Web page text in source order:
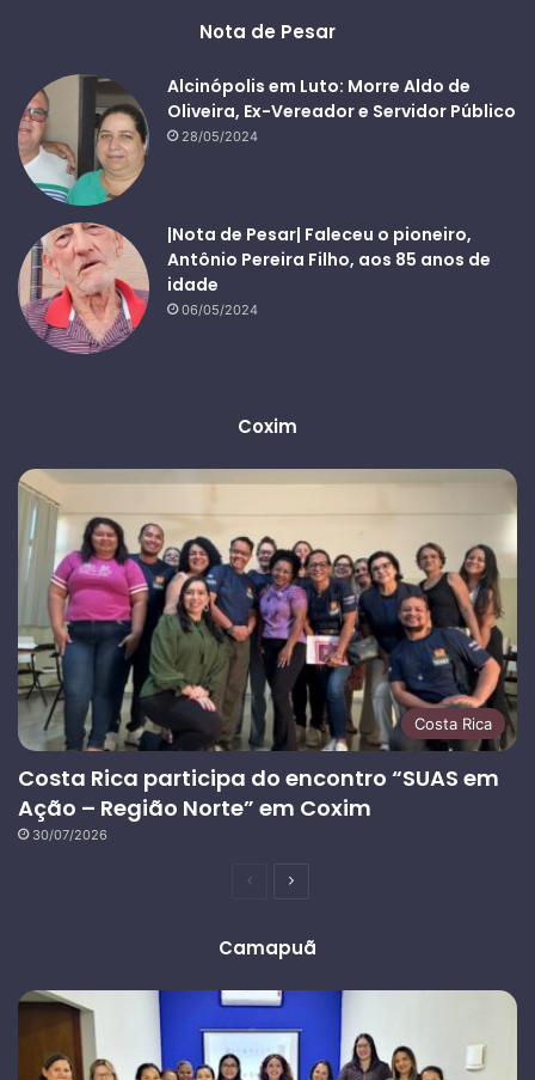
Nota de Pesar
Alcinópolis em Luto: Morre Aldo de
Oliveira, Ex-Vereador e Servidor Público
28/05/2024
|Nota de Pesar| Faleceu o pioneiro,
Antônio Pereira Filho, aos 85 anos de
idade
06/05/2024
Coxim
Costa Rica
Costa Rica participa do encontro “SUAS em
Ação – Região Norte” em Coxim
30/07/2026
PáginaPróxima
Camapuã